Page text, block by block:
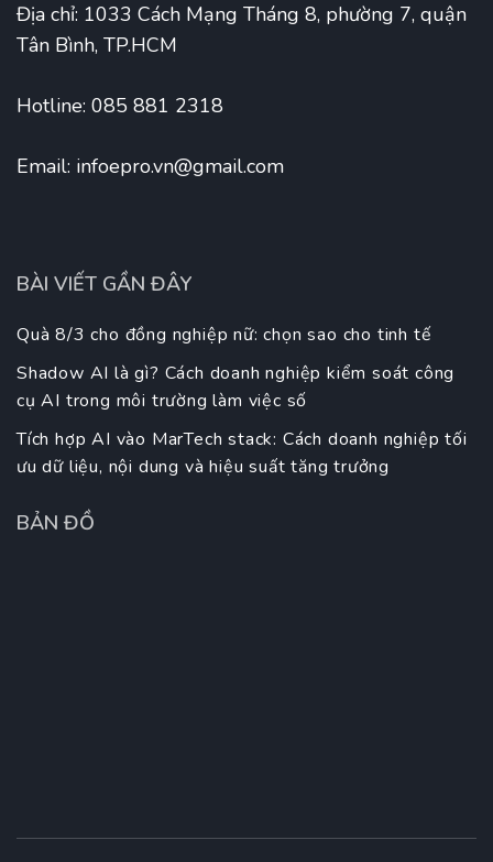
Địa chỉ: 1033 Cách Mạng Tháng 8, phường 7, quận
Tân Bình, TP.HCM
Hotline: 085 881 2318
Email: infoepro.vn@gmail.com
BÀI VIẾT GẦN ĐÂY
Quà 8/3 cho đồng nghiệp nữ: chọn sao cho tinh tế
Shadow AI là gì? Cách doanh nghiệp kiểm soát công
cụ AI trong môi trường làm việc số
Tích hợp AI vào MarTech stack: Cách doanh nghiệp tối
ưu dữ liệu, nội dung và hiệu suất tăng trưởng
BẢN ĐỒ